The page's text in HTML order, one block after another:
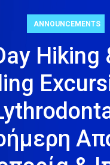
ANNOUNCEMENTS
Hiking